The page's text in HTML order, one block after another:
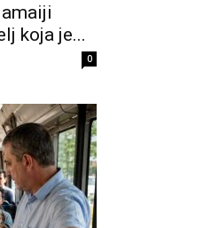
koja je...
0